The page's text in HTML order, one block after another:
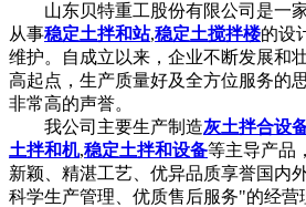
山东贝特重工股份有限公司是一家
从事稳定土拌和站,稳定土搅拌楼的设
维护。自成立以来，企业不断发展和
高起点，生产质量好及全方位服务的
非常高的声誉。
我公司主要生产制造灰土拌合设
土拌和机,稳定土拌和设备等主导产品
新颖、精湛工艺、优异品质享誉国内
科学生产管理、优质售后服务"的经营